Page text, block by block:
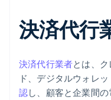
決済代行
決済代行業者とは、
ド、デジタルウォレ
認し、顧客と企業間